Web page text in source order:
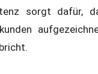
sorgt dafür,